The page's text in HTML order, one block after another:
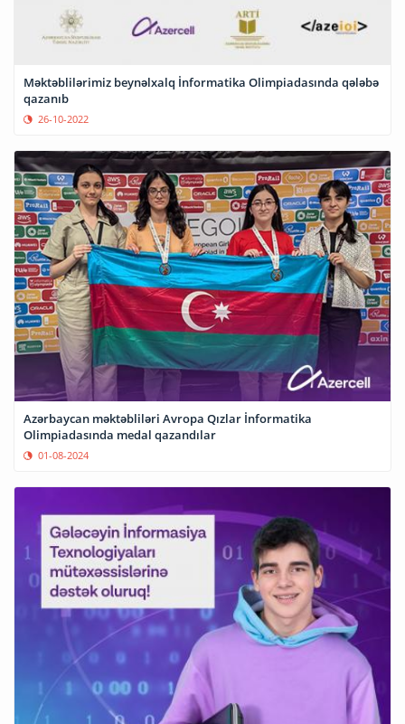
Məktəblilərimiz beynəlxalq İnformatika Olimpiadasında qələbə
qazanıb
26-10-2022
Azərbaycan məktəbliləri Avropa Qızlar İnformatika
Olimpiadasında medal qazandılar
01-08-2024